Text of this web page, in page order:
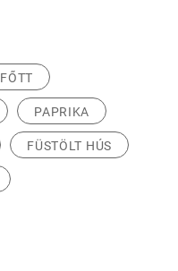
FŐTT
PAPRIKA
FÜSTÖLT HÚS